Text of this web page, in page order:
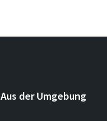
Aus der Umgebung